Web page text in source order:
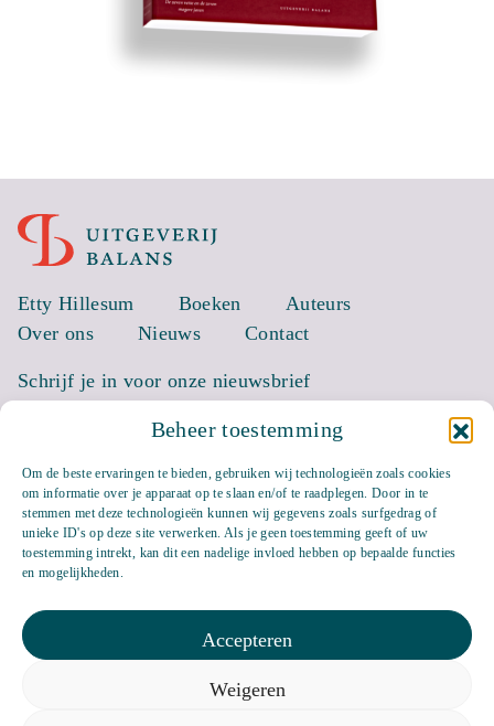
Beheer toestemming
Om de beste ervaringen te bieden, gebruiken wij technologieën zoals cookies
om informatie over je apparaat op te slaan en/of te raadplegen. Door in te
stemmen met deze technologieën kunnen wij gegevens zoals surfgedrag of
unieke ID's op deze site verwerken. Als je geen toestemming geeft of uw
toestemming intrekt, kan dit een nadelige invloed hebben op bepaalde functies
en mogelijkheden.
Accepteren
Weigeren
Etty Hillesum Boeken
Auteurs
Over ons
Nieuws Contact
Schrijf je in voor onze nieuwsbrief